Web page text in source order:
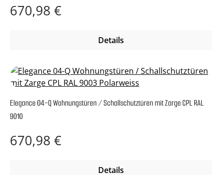
Regulärer Preis:
670,98 €
Details
Elegance 04-Q Wohnungstüren / Schallschutztüren mit Zarge CPL RAL
9010
Regulärer Preis:
670,98 €
Details